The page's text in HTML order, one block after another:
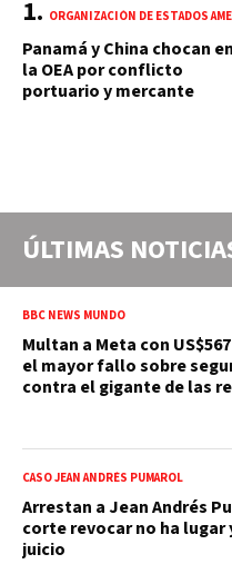
Panamá y China chocan en
la OEA por conflicto
portuario y mercante
ÚLTIMAS
BBC NEWS MUNDO
Multan a Meta con
el mayor fallo sobre
contra el gigante de las
CASO JEAN ANDRÉS PUMAROL
Arrestan a Jean Andrés
corte revocar no ha lugar
juicio